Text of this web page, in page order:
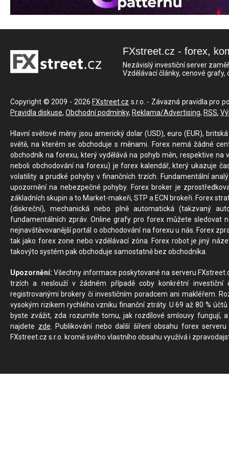
FXstreet.cz - forex,
Nezávislý investiční server
Vzdělávací články, cenové
Copyright © 2009 - 2026 FXstreet.cz s.r.o. - Závazná pravidla pro
Pravidla diskuse, Obchodní podmínky, Reklama/Advertising, RSS,
Hlavní světové měny jsou americký dolar (USD), euro (EUR),
světě, na kterém se obchoduje s měnami. Forex nemá žádné
obchodník na forexu, který vydělává na pohyb měn, respektive
neboli obchodování na forexu) je forex kalendář, který ukazuje
volatility a prudké pohyby v finančních trzích. Fundamentální
upozornění na nebezpečné pohyby. Forex broker je
základních skupin a to Market-makeři, STP a ECN brokeři. Forex
(diskreční), mechanická nebo plně automatická (takzvaný
fundamentálních zpráv. Online grafy pro forex můžete sledovat
nejnavštěvovanější portál o obchodování na forexu u nás. Forex
tak jako forex zone nebo vzdělávací zóna. Forex robot je jiný
takovýto systém pak obchoduje samostatně bez obchodníka.
Upozornění: Všechny informace poskytované na serveru
trzích a neslouží v žádném případě coby konkrétní investiční
registrovanými brokery či investičním poradcem ani makléřem.
vysokým rizikem rychlého vzniku finanční ztráty. U 69 až 80 %
byste zvážit, zda rozumíte tomu, jak rozdílové smlouvy fungují,
najdete zde. Publikování nebo další šíření obsahu forex
FXstreet.cz s.r.o. kromě svého vlastního obsahu využívá i